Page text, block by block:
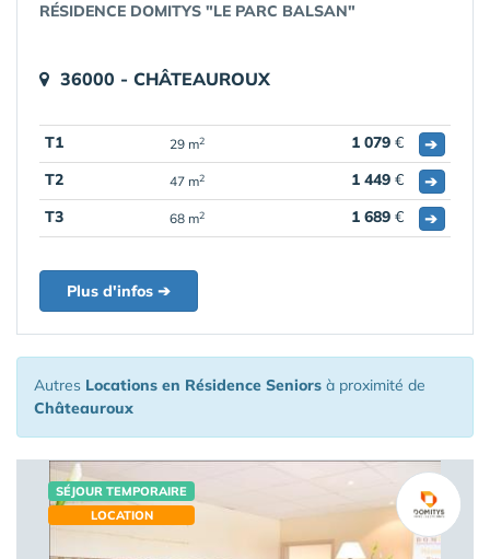
RÉSIDENCE DOMITYS "LE PARC BALSAN"
36000 - CHÂTEAUROUX
T1 29 m2 1 079 €
➔
T2
47 m2 1 449 €
➔
T3
68 m2 1 689 € ➔
Plus d'infos ➔
Autres Locations en Résidence Seniors à proximité de
Châteauroux
SÉJOUR TEMPORAIRE
LOCATION